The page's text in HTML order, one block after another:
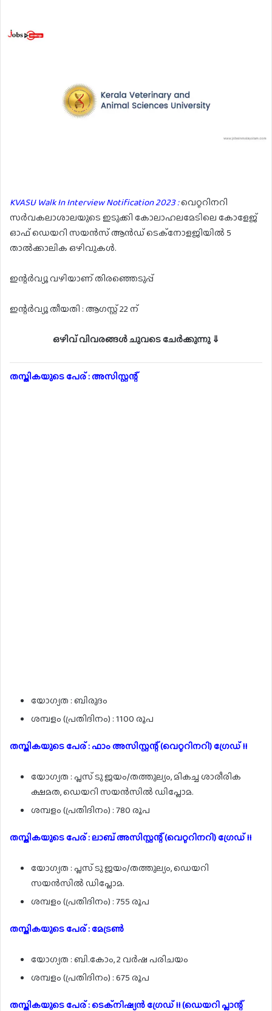
KVASU Walk In Interview Notification 2023 :വെറ്ററിനറി
സർവകലാശാലയുടെ ഇടുക്കി കോലാഹലമേടിലെ കോളേജ്
ഓഫ് ഡെയറി സയൻസ് ആൻഡ് ടെക്നോളജിയിൽ 5
താൽക്കാലിക ഒഴിവുകൾ.
ഇന്റർവ്യൂ വഴിയാണ് തിരഞ്ഞെടുപ്പ്
ഇന്റർവ്യൂ തീയതി : ആഗസ്റ്റ് 22 ന്
ഒഴിവ് വിവരങ്ങൾ ചുവടെ ചേർക്കുന്നു ⇓
തസ്തികയുടെ പേര് : അസിസ്റ്റന്റ്
യോഗ്യത : ബിരുദം
ശമ്പളം (പ്രതിദിനം) : 1100 രൂപ
തസ്തികയുടെ പേര് : ഫാം അസിസ്റ്റന്റ് (വെറ്ററിനറി) ഗ്രേഡ് II
യോഗ്യത : പ്ലസ് ടു ജയം/തത്തുല്യം, മികച്ച ശാരീരിക
ക്ഷമത, ഡെയറി സയൻസിൽ ഡിപ്ലോമ.
ശമ്പളം (പ്രതിദിനം) : 780 രൂപ
തസ്തികയുടെ പേര് : ലാബ് അസിസ്റ്റന്റ് (വെറ്ററിനറി) ഗ്രേഡ് II
യോഗ്യത : പ്ലസ് ടു ജയം/തത്തുല്യം, ഡെയറി
സയൻസിൽ ഡിപ്ലോമ.
ശമ്പളം (പ്രതിദിനം) : 755 രൂപ
തസ്തികയുടെ പേര് : മേട്രൺ
യോഗ്യത : ബി.കോം, 2 വർഷ പരിചയം
ശമ്പളം (പ്രതിദിനം) : 675 രൂപ
തസ്തികയുടെ പേര് : ടെക്‌നിഷ്യൻ ഗ്രേഡ് II (ഡെയറി പ്ലാന്റ്